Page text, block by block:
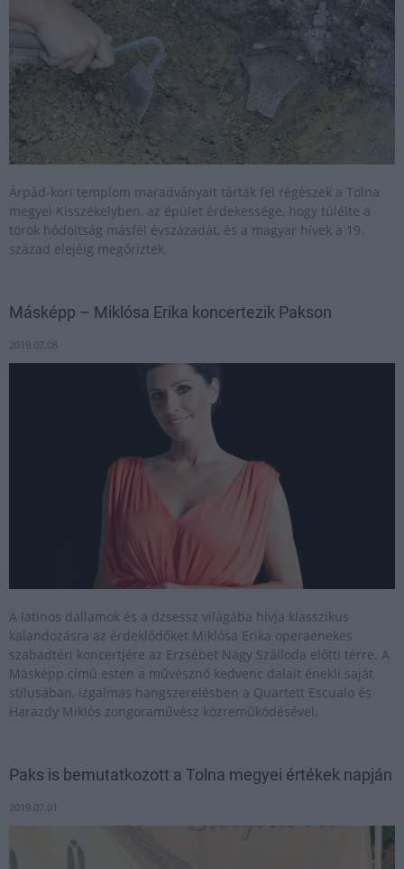
Árpád-kori templom maradványait tárták fel régészek a Tolna
megyei Kisszékelyben, az épület érdekessége, hogy túlélte a
török hódoltság másfél évszázadát, és a magyar hívek a 19.
század elejéig megőrizték.
Másképp – Miklósa Erika koncertezik Pakson
2019.07.08
A latinos dallamok és a dzsessz világába hívja klasszikus
kalandozásra az érdeklődőket Miklósa Erika operaénekes
szabadtéri koncertjére az Erzsébet Nagy Szálloda előtti térre. A
Másképp című esten a művésznő kedvenc dalait énekli saját
stílusában, izgalmas hangszerelésben a Quartett Escualo és
Harazdy Miklós zongoraművész közreműködésével.
Paks is bemutatkozott a Tolna megyei értékek napján
2019.07.01